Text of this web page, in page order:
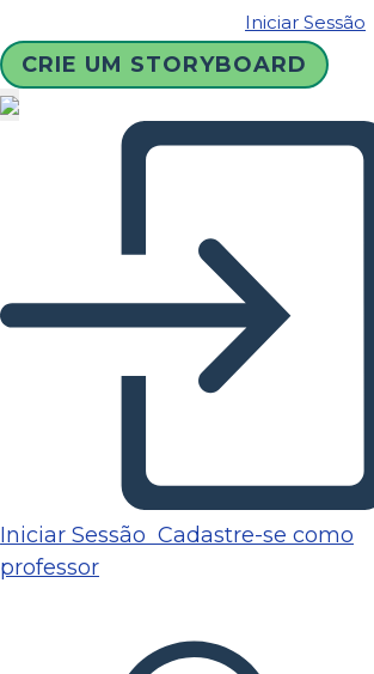
Iniciar Sessão
CRIE UM STORYBOARD
Iniciar Sessão Cadastre-se como
professor